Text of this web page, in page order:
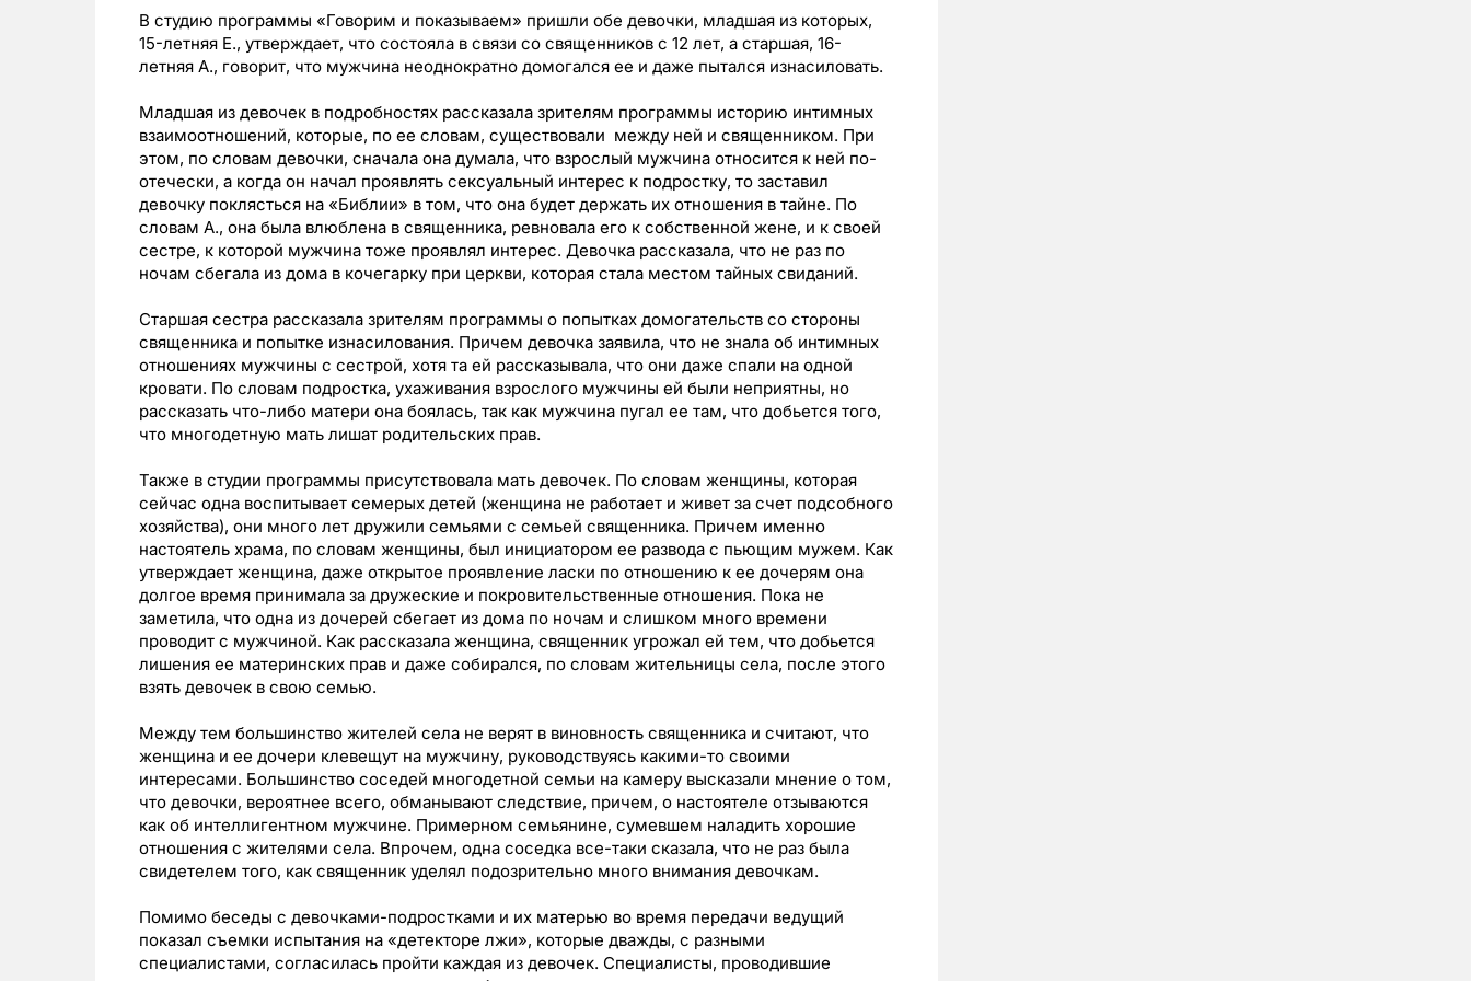
В студию программы «Говорим и показываем» пришли обе девочки, младшая из которых,
15-летняя Е., утверждает, что состояла в связи со священников с 12 лет, а старшая, 16-
летняя А., говорит, что мужчина неоднократно домогался ее и даже пытался изнасиловать.
Младшая из девочек в подробностях рассказала зрителям программы историю интимных
взаимоотношений, которые, по ее словам, существовали между ней и священником. При
этом, по словам девочки, сначала она думала, что взрослый мужчина относится к ней по-
отечески, а когда он начал проявлять сексуальный интерес к подростку, то заставил
девочку поклясться на «Библии» в том, что она будет держать их отношения в тайне. По
словам А., она была влюблена в священника, ревновала его к собственной жене, и к своей
сестре, к которой мужчина тоже проявлял интерес. Девочка рассказала, что не раз по
ночам сбегала из дома в кочегарку при церкви, которая стала местом тайных свиданий.
Старшая сестра рассказала зрителям программы о попытках домогательств со стороны
священника и попытке изнасилования. Причем девочка заявила, что не знала об интимных
отношениях мужчины с сестрой, хотя та ей рассказывала, что они даже спали на одной
кровати. По словам подростка, ухаживания взрослого мужчины ей были неприятны, но
рассказать что-либо матери она боялась, так как мужчина пугал ее там, что добьется того,
что многодетную мать лишат родительских прав.
Также в студии программы присутствовала мать девочек. По словам женщины, которая
сейчас одна воспитывает семерых детей (женщина не работает и живет за счет подсобного
хозяйства), они много лет дружили семьями с семьей священника. Причем именно
настоятель храма, по словам женщины, был инициатором ее развода с пьющим мужем. Как
утверждает женщина, даже открытое проявление ласки по отношению к ее дочерям она
долгое время принимала за дружеские и покровительственные отношения. Пока не
заметила, что одна из дочерей сбегает из дома по ночам и слишком много времени
проводит с мужчиной. Как рассказала женщина, священник угрожал ей тем, что добьется
лишения ее материнских прав и даже собирался, по словам жительницы села, после этого
взять девочек в свою семью.
Между тем большинство жителей села не верят в виновность священника и считают, что
женщина и ее дочери клевещут на мужчину, руководствуясь какими-то своими
интересами. Большинство соседей многодетной семьи на камеру высказали мнение о том,
что девочки, вероятнее всего, обманывают следствие, причем, о настоятеле отзываются
как об интеллигентном мужчине. Примерном семьянине, сумевшем наладить хорошие
отношения с жителями села. Впрочем, одна соседка все-таки сказала, что не раз была
свидетелем того, как священник уделял подозрительно много внимания девочкам.
Помимо беседы с девочками-подростками и их матерью во время передачи ведущий
показал съемки испытания на «детекторе лжи», которые дважды, с разными
специалистами, согласилась пройти каждая из девочек. Специалисты, проводившие